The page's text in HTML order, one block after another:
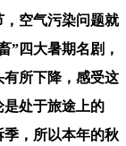
空气污染问题就
四大暑期名剧，
所下降，感受这
处于旅途上的
，所以本年的秋